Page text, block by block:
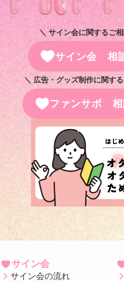
＼ サイン会に関するご
サイン会 相
＼ 広告・グッズ制作に関す
ファンサポ 相
サイン会
サイン会の流れ